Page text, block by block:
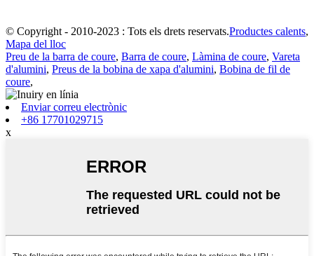
© Copyright - 2010-2023 : Tots els drets reservats.Productes calents,
Mapa del lloc
Preu de la barra de coure, Barra de coure, Làmina de coure, Vareta
d'alumini, Preus de la bobina de xapa d'alumini, Bobina de fil de
coure,
Enviar correu electrònic
+86 17701029715
x